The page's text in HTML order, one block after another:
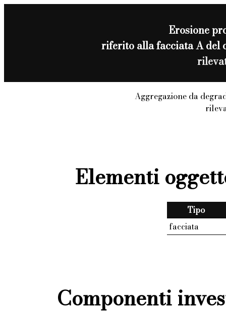
Erosione
riferito alla facciata A del
Aggregazione da
Elementi
Tipo
facciata
Componenti